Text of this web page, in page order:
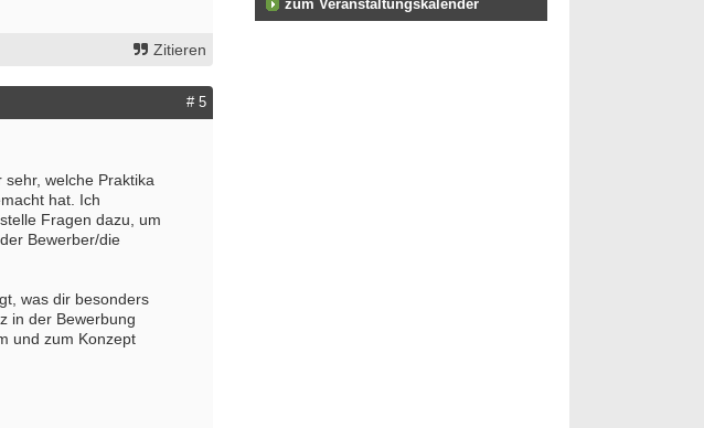
Zitieren
# 5
welche Praktika
hat. Ich
Fragen dazu, um
Bewerber/die
was dir besonders
in der Bewerbung
und zum Konzept
zum Veranstaltungskalender